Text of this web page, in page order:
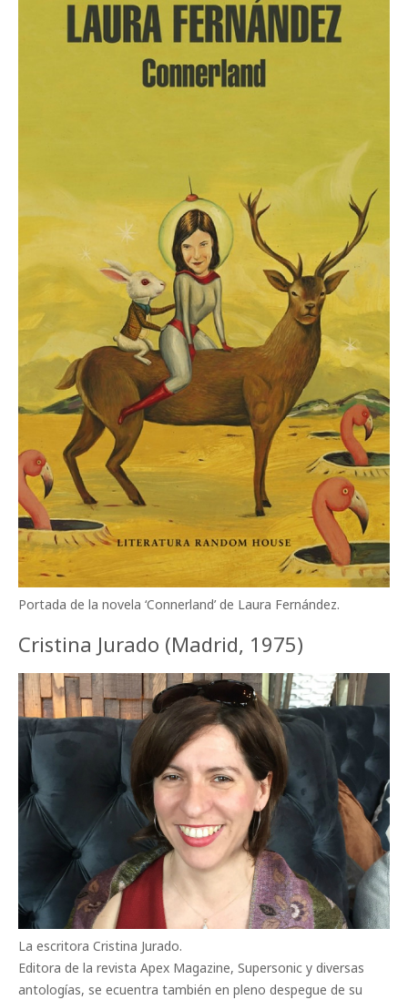
Portada de la novela ‘Connerland’ de Laura Fernández.
Cristina Jurado (Madrid, 1975)
La escritora Cristina Jurado.
Editora de la revista Apex Magazine, Supersonic y diversas
antologías, se ecuentra también en pleno despegue de su